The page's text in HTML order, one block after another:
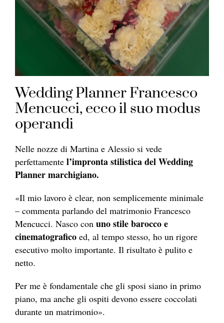
Wedding Planner Francesco
Mencucci, ecco il suo modus
operandi
Nelle nozze di Martina e Alessio si vede
perfettamente l’impronta stilistica del Wedding
Planner marchigiano.
«Il mio lavoro è clear, non semplicemente minimale
– commenta parlando del matrimonio Francesco
Mencucci. Nasco con uno stile barocco e
cinematografico ed, al tempo stesso, ho un rigore
esecutivo molto importante. Il risultato è pulito e
netto.
Per me è fondamentale che gli sposi siano in primo
piano, ma anche gli ospiti devono essere coccolati
durante un matrimonio».